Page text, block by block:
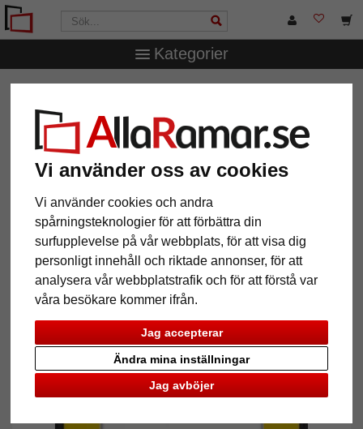
Vi använder oss av cookies
Vi använder cookies och andra
spårningsteknologier för att förbättra din
surfupplevelse på vår webbplats, för att visa dig
personligt innehåll och riktade annonser, för att
analysera vår webbplatstrafik och för att förstå var
våra besökare kommer ifrån.
Jag accepterar
Jag avböjer
Ändra mina inställningar
Kategorier
Trikåram Economy Black med
passepartout